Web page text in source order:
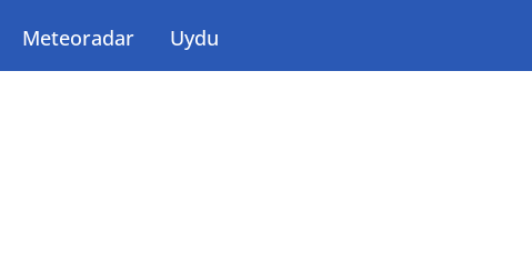
Meteoradar Uydu